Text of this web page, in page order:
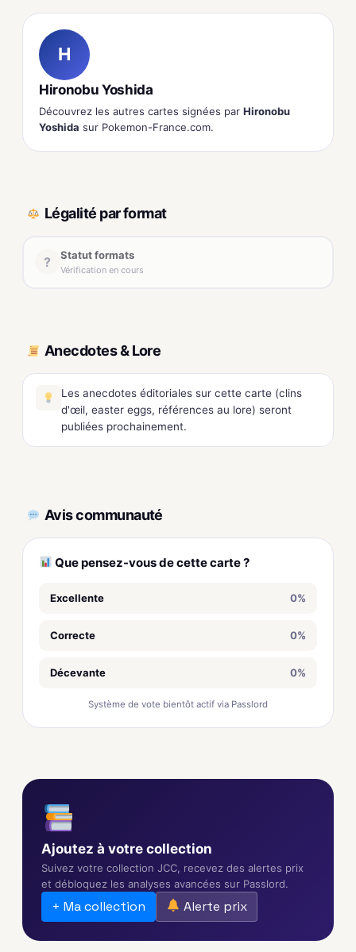
H
Hironobu Yoshida
Découvrez les autres cartes signées par Hironobu
Yoshida sur Pokemon-France.com.
Légalité par format
? Statut formats
Vérification en cours
Anecdotes & Lore
Les anecdotes éditoriales sur cette carte (clins
d'œil, easter eggs, références au lore) seront
publiées prochainement.
Avis communauté
Que pensez-vous de cette carte ?
Excellente 0%
Correcte 0%
Décevante 0%
Système de vote bientôt actif via Passlord
Ajoutez à votre collection
Suivez votre collection JCC, recevez des alertes prix
et débloquez les analyses avancées sur Passlord.
+ Ma collection Alerte prix